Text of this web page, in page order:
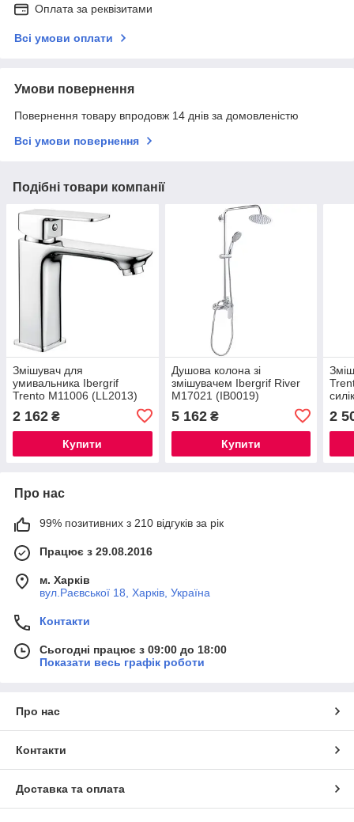
Оплата за реквізитами
Всі умови оплати
Умови повернення
Повернення товару впродовж 14 днів за домовленістю
Всі умови повернення
Подібні товари компанії
Змішувач для
умивальника Ibergrif
Trento M11006 (LL2013)
2 162 ₴
Купити
Душова колона зі
змішувачем Ibergrif River
M17021 (IB0019)
5 162₴
Купити
2
Про нас
99% позитивних з 210 відгуків за рік
Працює з 29.08.2016
м. Харків
вул.Раєвської 18, Харків, Україна
Контакти
Сьогодні працює з 09:00 до 18:00
Показати весь графік роботи
Про нас
Контакти
Доставка та оплата